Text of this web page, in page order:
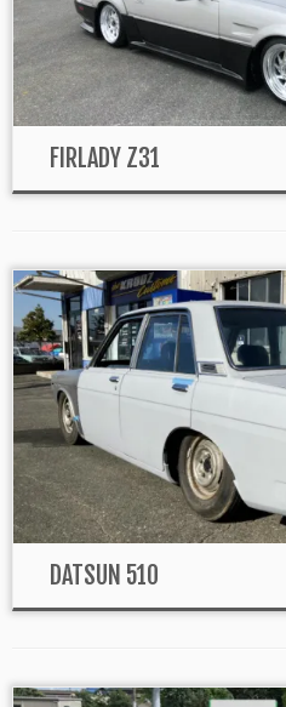
FIRLADY Z31
DATSUN 510